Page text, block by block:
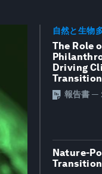
自然と生物
The Role
Driving
報告書 —
Nature-